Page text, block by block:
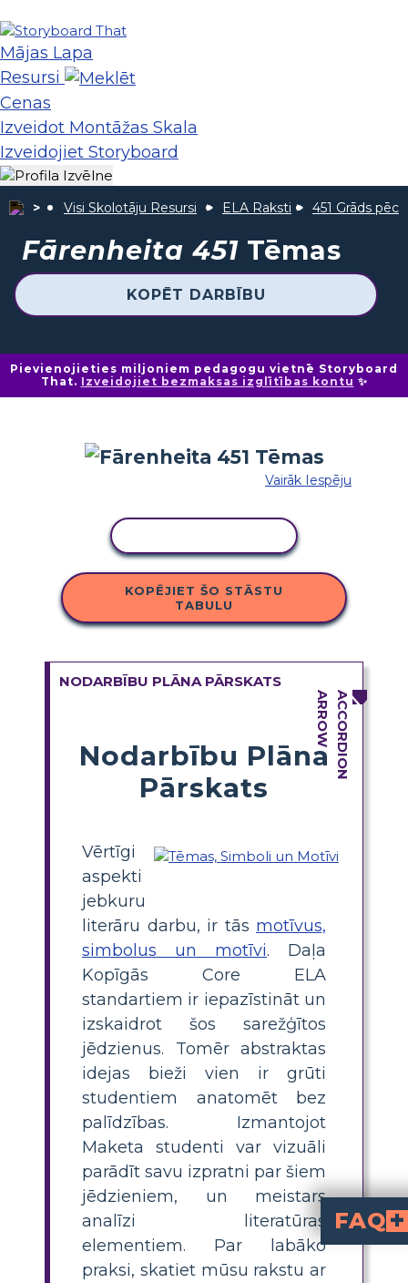
Mājas Lapa
Resursi
Cenas
Izveidot Montāžas Skala
Izveidojiet Storyboard
Visi Skolotāju Resursi ELA Raksti 451 Grāds pēc
Fārenheita 451 Tēmas
KOPĒT DARBĪBU
Pievienojieties miljoniem pedagogu vietnē Storyboard
That. Izveidojiet bezmaksas izglītības kontu ✨
Vairāk Iespēju
KOPĒJIET ŠO STĀSTU
TABULU
NODARBĪBU PLĀNA PĀRSKATS
Nodarbību Plāna
Pārskats
Vērtīgi
aspekti
jebkuru
literāru darbu, ir tās motīvus,
simbolus un motīvi. Daļa
Kopīgās Core ELA
standartiem ir iepazīstināt un
izskaidrot šos sarežģītos
jēdzienus. Tomēr abstraktas
idejas bieži vien ir grūti
studentiem anatomēt bez
palīdzības. Izmantojot
Maketa studenti var vizuāli
parādīt savu izpratni par šiem
jēdzieniem, un meistars
analīzi literatūras
elementiem. Par labāko
praksi, skatiet mūsu rakstu ar
FAQ